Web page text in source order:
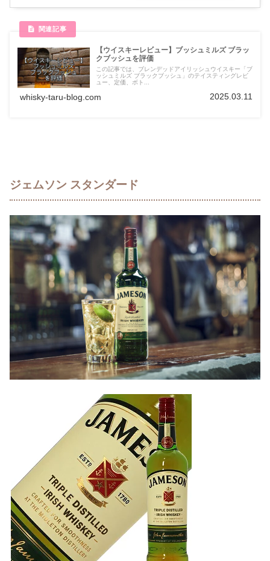
【ウイスキーレビュー】ブッシュミルズ ブラッ
クブッシュを評価
この記事では、ブレンデッドアイリッシュウイスキー「ブ
ッシュミルズ ブラックブッシュ」のテイスティングレビ
ュー、定価、ボト...
whisky-taru-blog.com 2025.03.11
ジェムソン スタンダード